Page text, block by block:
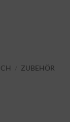
ZUBEHÖR